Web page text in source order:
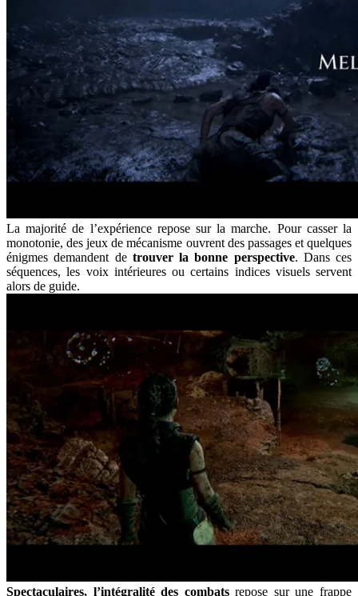
La majorité de l’expérience repose sur la marche. Pour casser la
monotonie, des jeux de mécanisme ouvrent des passages et quelques
énigmes demandent detrouver la bonne perspective. Dans ces
séquences, les voix intérieures ou certains indices visuels servent
alors de guide.
Spectaculaires, l’intégralité des combatsrepose sur une frappe